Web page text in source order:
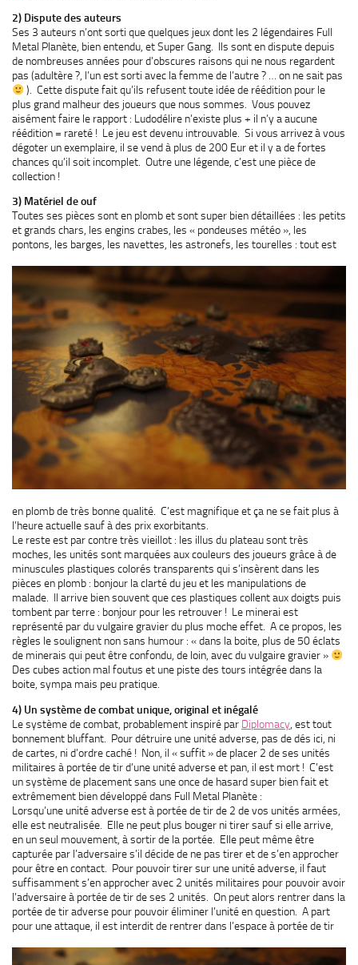
2) Dispute des auteurs
Ses 3 auteurs n’ont sorti que quelques jeux dont les 2 légendaires Full
Metal Planète, bien entendu, et Super Gang. Ils sont en dispute depuis
de nombreuses années pour d’obscures raisons qui ne nous regardent
pas (adultère ?, l’un est sorti avec la femme de l’autre ? … on ne sait pas
). Cette dispute fait qu’ils refusent toute idée de réédition pour le
plus grand malheur des joueurs que nous sommes. Vous pouvez
aisément faire le rapport : Ludodélire n’existe plus + il n’y a aucune
réédition = rareté ! Le jeu est devenu introuvable. Si vous arrivez à vous
dégoter un exemplaire, il se vend à plus de 200 Eur et il y a de fortes
chances qu’il soit incomplet. Outre une légende, c’est une pièce de
collection !
3) Matériel de ouf
Toutes ses pièces sont en plomb et sont super bien détaillées : les petits
et grands chars, les engins crabes, les « pondeuses météo », les
pontons, les barges, les navettes, les astronefs, les tourelles : tout est
en plomb de très bonne qualité. C’est magnifique et ça ne se fait plus à
l’heure actuelle sauf à des prix exorbitants.
Le reste est par contre très vieillot : les illus du plateau sont très
moches, les unités sont marquées aux couleurs des joueurs grâce à de
minuscules plastiques colorés transparents qui s’insèrent dans les
pièces en plomb : bonjour la clarté du jeu et les manipulations de
malade. Il arrive bien souvent que ces plastiques collent aux doigts puis
tombent par terre : bonjour pour les retrouver ! Le minerai est
représenté par du vulgaire gravier du plus moche effet. A ce propos, les
règles le soulignent non sans humour : « dans la boite, plus de 50 éclats
de minerais qui peut être confondu, de loin, avec du vulgaire gravier »
Des cubes action mal foutus et une piste des tours intégrée dans la
boite, sympa mais peu pratique.
4) Un système de combat unique, original et inégalé
Le système de combat, probablement inspiré par Diplomacy , est tout
bonnement bluffant. Pour détruire une unité adverse, pas de dés ici, ni
de cartes, ni d’ordre caché ! Non, il « suffit » de placer 2 de ses unités
militaires à portée de tir d’une unité adverse et pan, il est mort ! C’est
un système de placement sans une once de hasard super bien fait et
extrêmement bien développé dans Full Metal Planète :
Lorsqu’une unité adverse est à portée de tir de 2 de vos unités armées,
elle est neutralisée. Elle ne peut plus bouger ni tirer sauf si elle arrive,
en un seul mouvement, à sortir de la portée. Elle peut même être
capturée par l’adversaire s’il décide de ne pas tirer et de s’en approcher
pour être en contact. Pour pouvoir tirer sur une unité adverse, il faut
suffisamment s’en approcher avec 2 unités militaires pour pouvoir avoir
l’adversaire à portée de tir de ses 2 unités. On peut alors rentrer dans la
portée de tir adverse pour pouvoir éliminer l’unité en question. A part
pour une attaque, il est interdit de rentrer dans l’espace à portée de tir